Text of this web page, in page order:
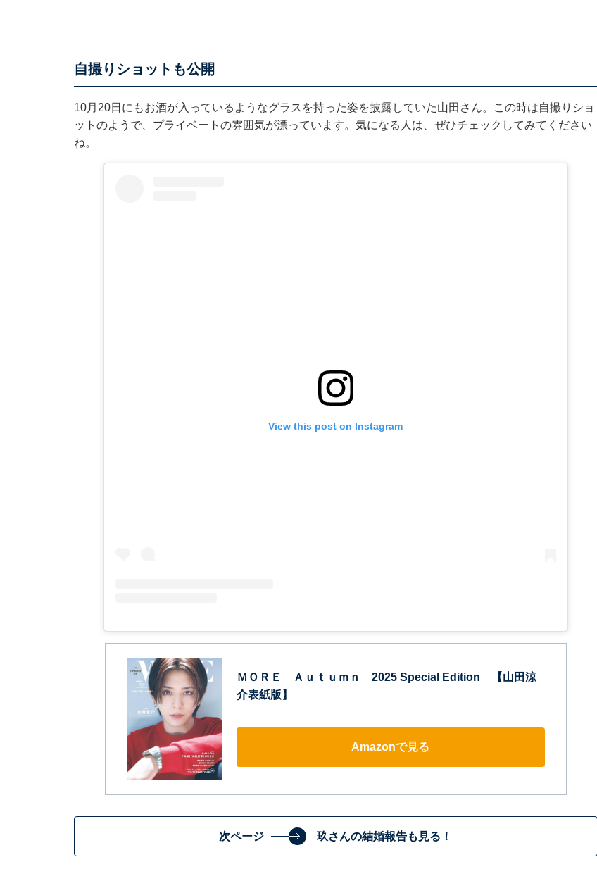
自撮りショットも公開
10月20日にもお酒が入っているようなグラスを持った姿を披露していた山田さん。この時は自撮りショ
ットのようで、プライベートの雰囲気が漂っています。気になる人は、ぜひチェックしてみてください
ね。
View this post on Instagram
ＭＯＲＥ Ａｕｔｕｍｎ 2025 Special Edition 【山田涼
介表紙版】
Amazonで見る
次ページ 玖さんの結婚報告も見る！